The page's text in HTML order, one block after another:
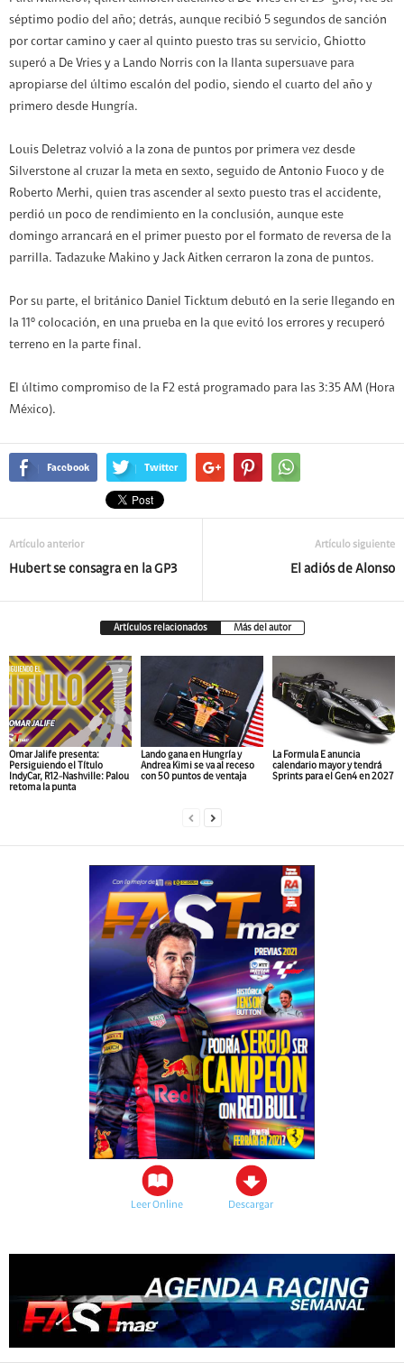
séptimo podio del año; detrás, aunque recibió 5 segundos de sanción
por cortar camino y caer al quinto puesto tras su servicio, Ghiotto
superó a De Vries y a Lando Norris con la llanta supersuave para
apropiarse del último escalón del podio, siendo el cuarto del año y
primero desde Hungría.
Louis Deletraz volvió a la zona de puntos por primera vez desde
Silverstone al cruzar la meta en sexto, seguido de Antonio Fuoco y de
Roberto Merhi, quien tras ascender al sexto puesto tras el accidente,
perdió un poco de rendimiento en la conclusión, aunque este
domingo arrancará en el primer puesto por el formato de reversa de la
parrilla. Tadazuke Makino y Jack Aitken cerraron la zona de puntos.
Por su parte, el británico Daniel Ticktum debutó en la serie llegando en
la 11º colocación, en una prueba en la que evitó los errores y recuperó
terreno en la parte final.
El último compromiso de la F2 está programado para las 3:35 AM (Hora
México).
Facebook Twitter
Artículo anterior
Hubert se consagra en la GP3
Artículo siguiente
El adiós de Alonso
Artículos relacionados Más del autor
Omar Jalife presenta:
Persiguiendo el Título
IndyCar, R12-Nashville: Palou
retoma la punta
Lando gana en Hungría y
Andrea Kimi se va al receso
con 50 puntos de ventaja
La Formula E anuncia
calendario mayor y tendrá
Sprints para el Gen4 en 2027
Leer Online Descargar